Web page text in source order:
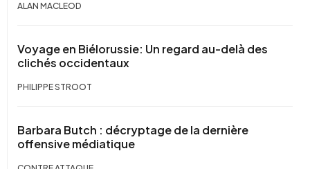
ALAN MACLEOD
Voyage en Biélorussie: Un regard au-delà des
clichés occidentaux
PHILIPPE STROOT
Barbara Butch : décryptage de la dernière
offensive médiatique